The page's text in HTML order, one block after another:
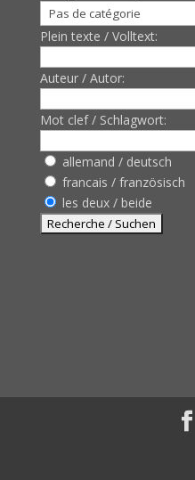
Plein texte / Volltext:
Auteur / Autor:
Mot clef / Schlagwort:
allemand / deutsch
francais / französisch
les deux / beide